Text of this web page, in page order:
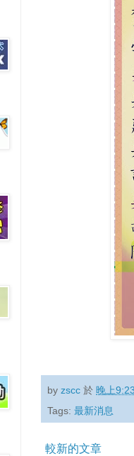
byzscc 於晚上
Tags:最新消息
較新的文章